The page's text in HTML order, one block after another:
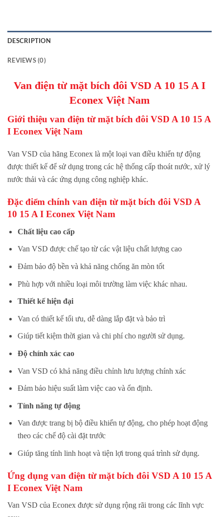
DESCRIPTION
REVIEWS (0)
Van điện từ mặt bích đôi VSD A 10 15 A I
Econex Việt Nam
Giới thiệu van điện từ mặt bích đôi VSD A 10 15 A
I Econex Việt Nam
Van VSD của hãng Econex là một loại van điều khiển tự động
được thiết kế để sử dụng trong các hệ thống cấp thoát nước, xử lý
nước thải và các ứng dụng công nghiệp khác.
Đặc điểm chính van điện từ mặt bích đôi VSD A
10 15 A I Econex Việt Nam
Chất liệu cao cấp
Van VSD được chế tạo từ các vật liệu chất lượng cao
Đảm bảo độ bền và khả năng chống ăn mòn tốt
Phù hợp với nhiều loại môi trường làm việc khác nhau.
Thiết kế hiện đại
Van có thiết kế tối ưu, dễ dàng lắp đặt và bảo trì
Giúp tiết kiệm thời gian và chi phí cho người sử dụng.
Độ chính xác cao
Van VSD có khả năng điều chỉnh lưu lượng chính xác
Đảm bảo hiệu suất làm việc cao và ổn định.
Tính năng tự động
Van được trang bị bộ điều khiển tự động, cho phép hoạt động
theo các chế độ cài đặt trước
Giúp tăng tính linh hoạt và tiện lợi trong quá trình sử dụng.
Ứng dụng van điện từ mặt bích đôi VSD A 10 15 A
I Econex Việt Nam
Van VSD của Econex được sử dụng rộng rãi trong các lĩnh vực